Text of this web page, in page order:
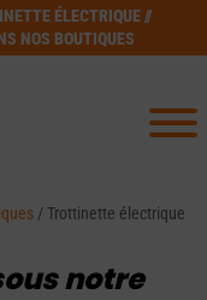
ÉLECTRIQUE //
NOS BOUTIQUES
/ Trottinette électrique
notre